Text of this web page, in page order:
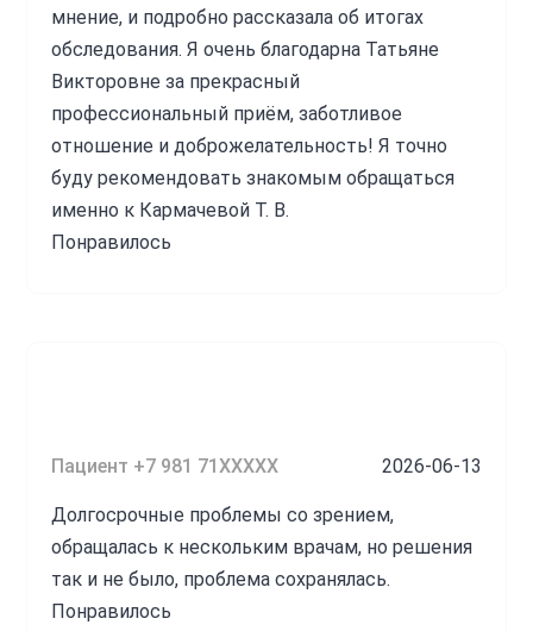
Волосникова Елена Борисовна
мнение, и подробно рассказала об итогах
обследования. Я очень благодарна Татьяне
Викторовне за прекрасный
профессиональный приём, заботливое
отношение и доброжелательность! Я точно
буду рекомендовать знакомым обращаться
именно к Кармачевой Т. В.
Понравилось
Кармачева Татьяна Викторовна
Пациент +7 981 71XXXXX 2026-06-13
Долгосрочные проблемы со зрением,
обращалась к нескольким врачам, но решения
так и не было, проблема сохранялась.
Понравилось